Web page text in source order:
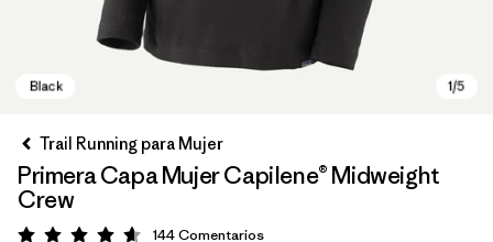
Trail Running para Mujer
Primera Capa Mujer Capilene® Midweight
Crew
144Comentarios